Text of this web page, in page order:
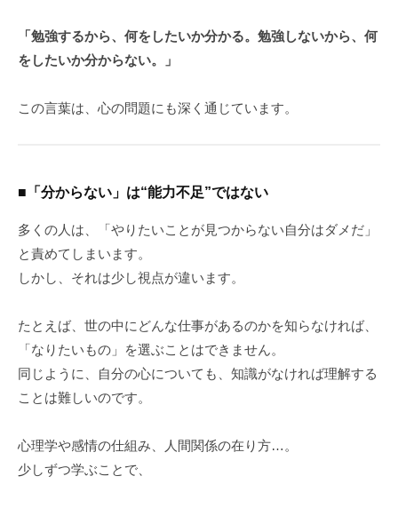
「勉強するから、何をしたいか分かる。勉強しないから、何
をしたいか分からない。」
この言葉は、心の問題にも深く通じています。
■「分からない」は“能力不足”ではない
多くの人は、「やりたいことが見つからない自分はダメだ」
と責めてしまいます。
しかし、それは少し視点が違います。
たとえば、世の中にどんな仕事があるのかを知らなければ、
「なりたいもの」を選ぶことはできません。
同じように、自分の心についても、知識がなければ理解する
ことは難しいのです。
心理学や感情の仕組み、人間関係の在り方…。
少しずつ学ぶことで、